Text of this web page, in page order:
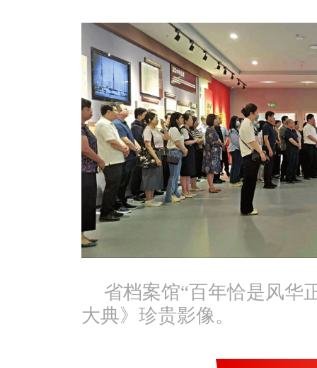
省档案馆“百年恰是风华
大典》珍贵影像。